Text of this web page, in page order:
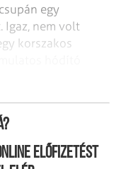
egy
nem volt
korszakos
előfizetést